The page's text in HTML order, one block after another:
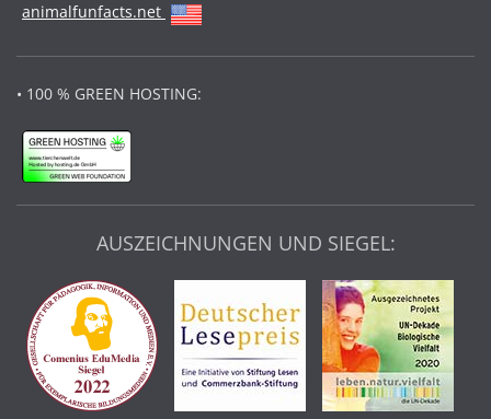
animalfunfacts.net
• 100 % GREEN HOSTING:
AUSZEICHNUNGEN UND SIEGEL: